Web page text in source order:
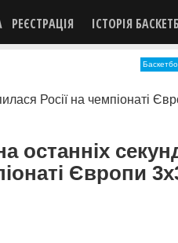
РЕЄСТРАЦІЯ ІСТОРІЯ
останніх
Європи